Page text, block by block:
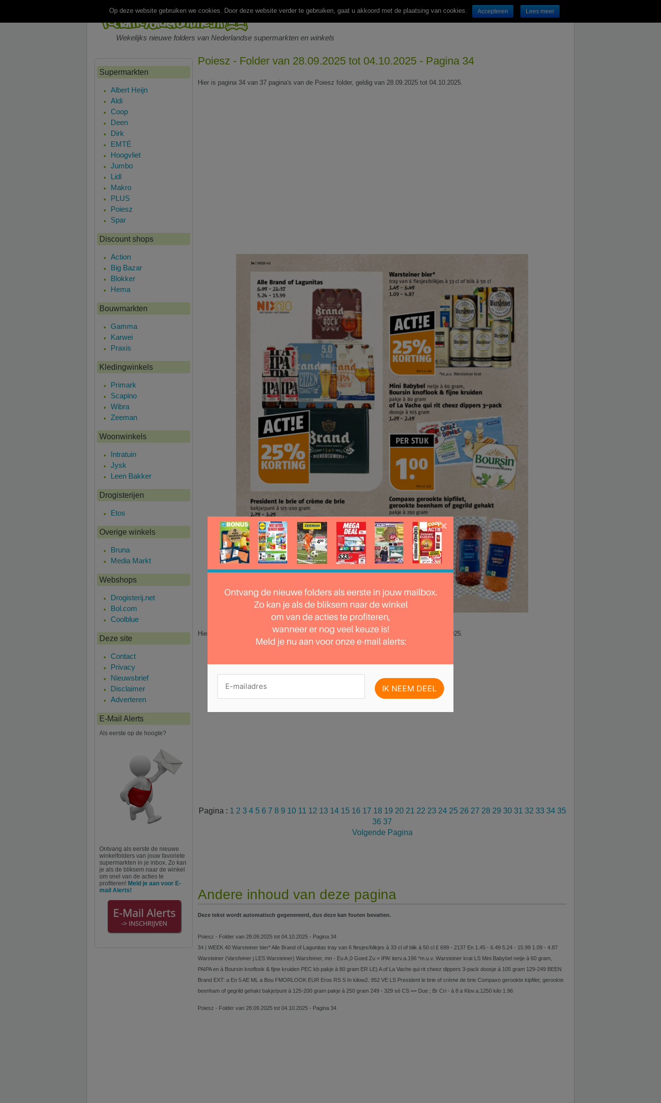
Wekelijks nieuwe folders van Nederlandse supermarkten en winkels
Poiesz - Folder van 28.09.2025 tot 04.10.2025 - Pagina 34
Hier is pagina 34 van 37 pagina's van de Poiesz folder, geldig van 28.09.2025 tot 04.10.2025.
Hier is pagina 34 van 37 pagina's van de Poiesz folder, geldig van 28.09.2025 tot 04.10.2025.
Pagina : 1 2 3 4 5 6 7 8 9 10 11 12 13 14 15 16 17 18 19 20 21 22 23 24 25 26 27 28 29 30 31 32 33 34 35
36 37
Volgende Pagina
Andere inhoud van deze pagina
Deze tekst wordt automatisch gegenereerd, dus deze kan fouten bevatten.
Poiesz - Folder van 28.09.2025 tot 04.10.2025 - Pagina 34
34 | WEEK 40 Warsteiner bier* Alle Brand of Lagunitas tray van 6 flesjes/blikjes à 33 cl of blik à 50 cl £ 699 - 2137 En 1.45 - 6.49 5.24 - 15.99 1.09 - 4.87
Warsteiner (Varsfeiner j LES Warsteiner) Warsfeiner, mn - Eu A ‚0 Goed Zu = IPA! iterv.a.196 *m.u.v. Warsteiner krat LS Mini Babybel netje à 60 gram,
PAIPA en à Boursin knoflook & fijne kruiden PEC kb pakje à 80 gram ER LE) A of La Vache qui rit cheez dippers 3-pack doosje à 105 gram 129-249 BEEN
Brand EXT: a En 5 AE ML a Bou FMORLOOK EUR Eros RS S In kilow2. 952 VE LS President le brie of crème de brie Compaxo gerookte kipfilet, gerookte
beenham of gegrild gehakt bakje/punt à 125-200 gram pakje à 250 gram 249 - 329 sé CS == Due ; Br Cri - à 8 a Klov.a.1250 kilo 1.96
Poiesz - Folder van 28.09.2025 tot 04.10.2025 - Pagina 34
Supermarkten
Albert Heijn
Aldi
Coop
Deen
Dirk
EMTÉ
Hoogvliet
Jumbo
Lidl
Makro
PLUS
Poiesz
Spar
Discount shops
Action
Big Bazar
Blokker
Hema
Bouwmarkten
Gamma
Karwei
Praxis
Kledingwinkels
Primark
Scapino
Wibra
Zeeman
Woonwinkels
Intratuin
Jysk
Leen Bakker
Drogisterijen
Etos
Overige winkels
Bruna
Media Markt
Webshops
Drogisterij.net
Bol.com
Coolblue
Deze site
Contact
Privacy
Nieuwsbrief
Disclaimer
Adverteren
E-Mail Alerts
Als eerste op de hoogte?
Ontvang als eerste de nieuwe
winkelfolders van jouw favoriete
supermarkten in je inbox. Zo kan
je als de bliksem naar de winkel
om snel van de acties te
profiteren! Meld je aan voor E-
mail Alerts!
Op deze website gebruiken we cookies. Door deze website verder te gebruiken, gaat u akkoord met de plaatsing van cookies. Accepteren Lees meer
×